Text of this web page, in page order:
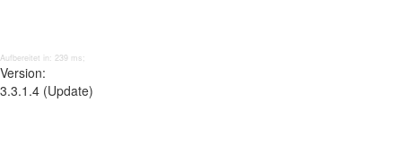
Aufbereitet in: 239 ms;
Version:
3.3.1.4 (Update)